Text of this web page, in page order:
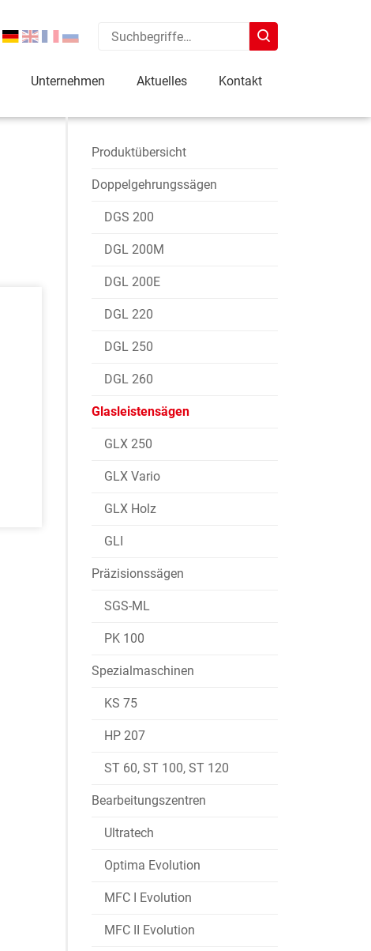
Unternehmen Aktuelles Kontakt
Produktübersicht
Doppelgehrungssägen
DGS 200
DGL 200M
DGL 200E
DGL 220
DGL 250
DGL 260
Glasleistensägen
GLX 250
GLX Vario
GLX Holz
GLI
Präzisionssägen
SGS-ML
PK 100
Spezialmaschinen
KS 75
HP 207
ST 60, ST 100, ST 120
Bearbeitungszentren
Ultratech
Optima Evolution
MFC I Evolution
MFC II Evolution